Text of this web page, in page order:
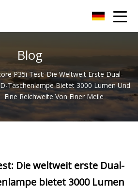
Blog
P35i Test: Die Weltweit Erste Dual-
Taschenlampe Bietet 3000 Lumen Und
Eine Reichweite Von Einer Meile
Die weltweit erste Dual-
bietet 3000 Lumen